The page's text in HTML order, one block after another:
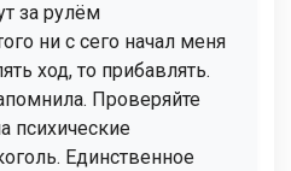
за рулём
ни с сего начал меня
ход, то прибавлять.
Проверяйте
психические
Единственное